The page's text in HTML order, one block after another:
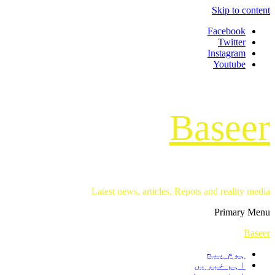
Skip to content
Facebook
Twitter
Instagram
Youtube
Baseer
Latest news, articles, Repots and reality media
Primary Menu
Baseer
ہوم پیج
اہم خبریں